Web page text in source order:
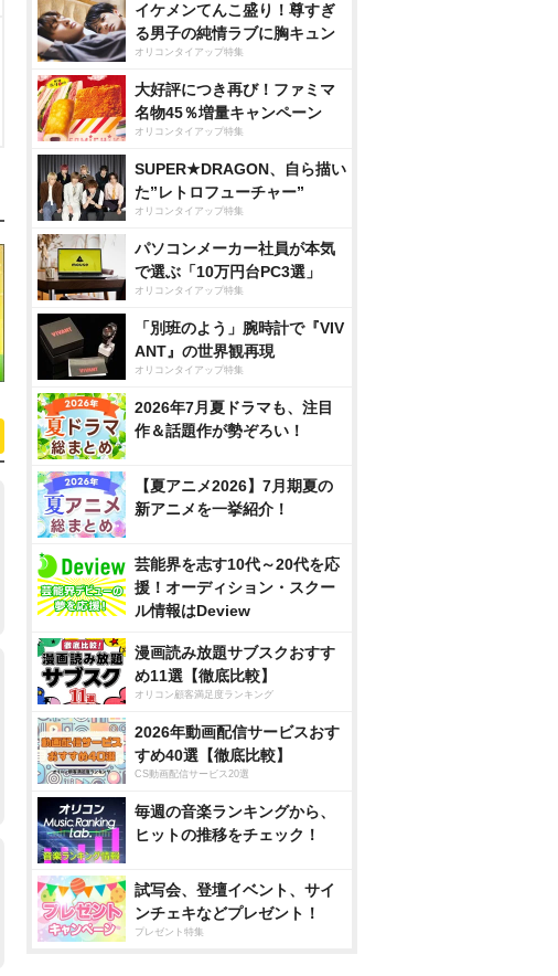
イケメンてんこ盛り！尊すぎ
る男子の純情ラブに胸キュン
オリコンタイアップ特集
大好評につき再び！ファミマ
名物45％増量キャンペーン
オリコンタイアップ特集
SUPER★DRAGON、自ら描い
た”レトロフューチャー”
オリコンタイアップ特集
パソコンメーカー社員が本気
で選ぶ「10万円台PC3選」
オリコンタイアップ特集
「別班のよう」腕時計で『VIV
ANT』の世界観再現
オリコンタイアップ特集
2026年7月夏ドラマも、注目
作＆話題作が勢ぞろい！
【夏アニメ2026】7月期夏の
新アニメを一挙紹介！
芸能界を志す10代～20代を応
援！オーディション・スクー
ル情報はDeview
漫画読み放題サブスクおすす
め11選【徹底比較】
オリコン顧客満足度ランキング
2026年動画配信サービスおす
すめ40選【徹底比較】
CS動画配信サービス20選
毎週の音楽ランキングから、
ヒットの推移をチェック！
試写会、登壇イベント、サイ
ンチェキなどプレゼント！
プレゼント特集